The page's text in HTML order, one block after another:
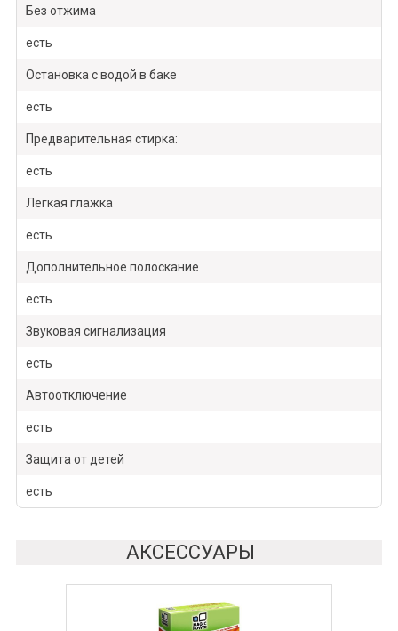
Без отжима
есть
Остановка с водой в баке
есть
Предварительная стирка:
есть
Легкая глажка
есть
Дополнительное полоскание
есть
Звуковая сигнализация
есть
Автоотключение
есть
Защита от детей
есть
АКСЕССУАРЫ